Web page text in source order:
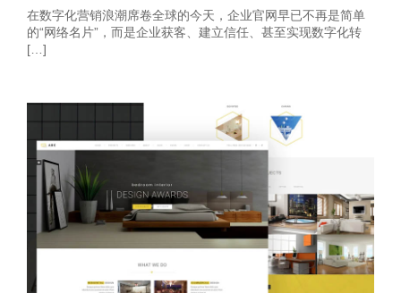
在数字化营销浪潮席卷全球的今天，企业官网早已不再是简单
的“网络名片”，而是企业获客、建立信任、甚至实现数字化转
[…]